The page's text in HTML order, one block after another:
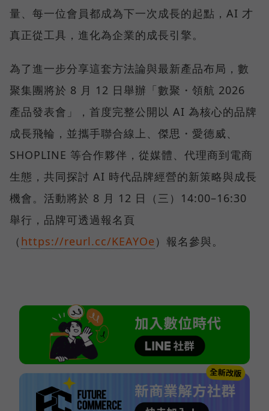
量、每一位會員都成為下一次成長的起點，AI 才
真正從工具，進化為企業的成長引擎。
為了進一步分享這套方法論與最新產品布局，數
聚集團將於 8 月 12 日舉辦「數聚・領航 2026
產品發表會」，首度完整公開以 AI 為核心的品牌
成長飛輪，並攜手聯合線上、傑思・愛德威、
SHOPLINE 等合作夥伴，從媒體、代理商到電商
生態，共同探討 AI 時代品牌經營的新策略與成長
機會。活動將於 8 月 12 日（三）14:00–16:30
舉行，品牌可透過報名頁
（ https://reurl.cc/KEAYOe ）報名參與。